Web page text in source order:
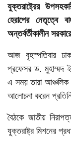
যুক্তরাষ্ট্রের
হেরাপের নেতৃত্বে
অন্তর্বর্তীকালীন
আজ বৃহস্পতিবার
প্রফেসর ড. মুহাম্মদ
এ সময় তারা আঞ্চলিক
আলোচনা করেন
বৈঠকে জাতীয়
যুক্তরাষ্ট্র মিশনের